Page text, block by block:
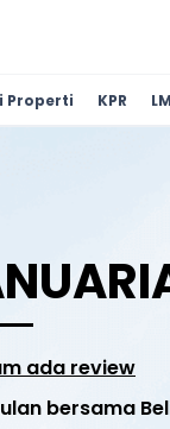
Properti KPR
ada review
bersama